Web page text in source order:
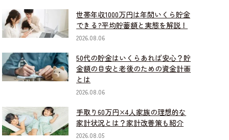
世帯年収1000万円は年間いくら貯金
できる?平均貯蓄額と実態を解説！
2026.08.06
50代の貯金はいくらあれば安心？貯
金額の目安と老後のための資金計画
とは
2026.08.06
手取り60万円×4人家族の理想的な
家計状況とは？家計改善策も紹介
2026.08.05